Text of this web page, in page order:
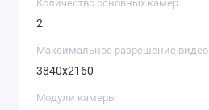
Количество основных камер
2
Максимальное разрешение видео
3840x2160
Модули камеры